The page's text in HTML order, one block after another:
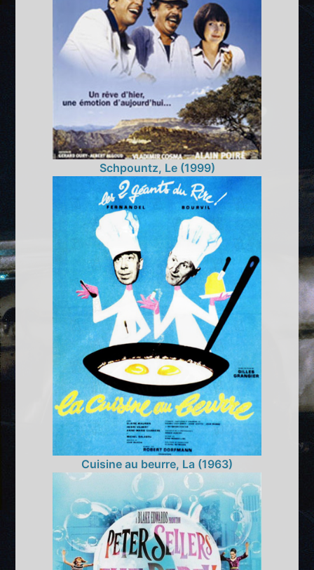
Schpountz, Le (1999)
Cuisine au beurre, La (1963)